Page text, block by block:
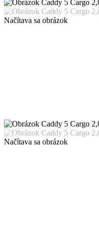
Načítava sa obrázok
Načítava sa obrázok